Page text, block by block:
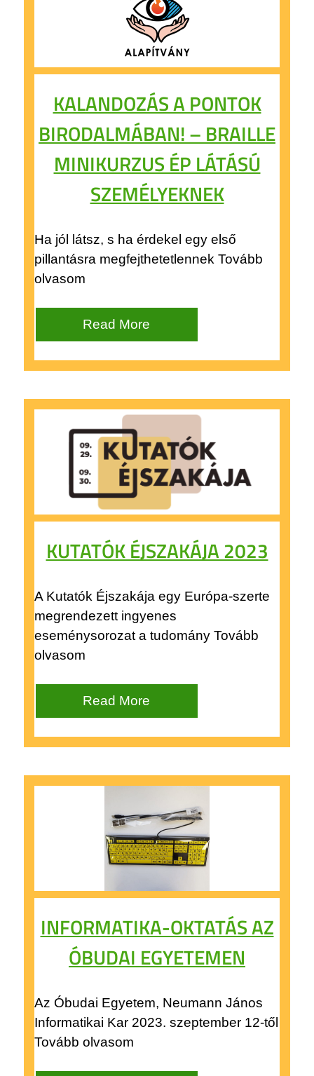
KALANDOZÁS A PONTOK
BIRODALMÁBAN! – BRAILLE
MINIKURZUS ÉP LÁTÁSÚ
SZEMÉLYEKNEK
Ha jól látsz, s ha érdekel egy első
pillantásra megfejthetetlennek Tovább
olvasom
Read More
KUTATÓK ÉJSZAKÁJA 2023
A Kutatók Éjszakája egy Európa-szerte
megrendezett ingyenes
eseménysorozat a tudomány Tovább
olvasom
Read More
INFORMATIKA-OKTATÁS AZ
ÓBUDAI EGYETEMEN
Az Óbudai Egyetem, Neumann János
Informatikai Kar 2023. szeptember 12-től
Tovább olvasom